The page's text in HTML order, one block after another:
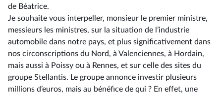
de Béatrice.
Je souhaite vous interpeller, monsieur le premier ministre,
messieurs les ministres, sur la situation de l’industrie
automobile dans notre pays, et plus significativement dans
nos circonscriptions du Nord, à Valenciennes, à Hordain,
mais aussi à Poissy ou à Rennes, et sur celle des sites du
groupe Stellantis. Le groupe annonce investir plusieurs
millions d’euros, mais au bénéfice de qui ? En effet, une